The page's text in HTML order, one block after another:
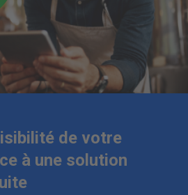
de votre
à une solution